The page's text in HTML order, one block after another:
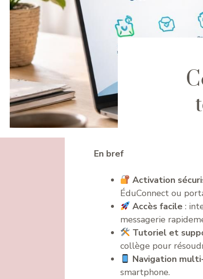
En bref
Activation
ÉduConnect ou
Accès facile :
messagerie
Tutoriel et
collège pour
Navigation
smartphone.